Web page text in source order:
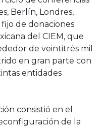
Berlín, Londres,
de donaciones
del CIEM, que
de veintitrés mil
en gran parte con
entidades
consistió en el
de la